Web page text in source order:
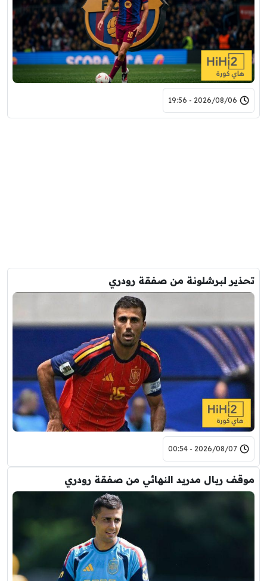
2026/08/06 - 19:56
تحذير لبرشلونة من صفقة رودري
2026/08/07 - 00:54
موقف ريال مدريد النهائي من صفقة رودري